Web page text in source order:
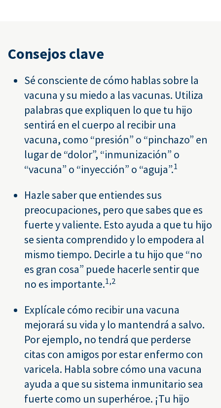
Consejos clave
Sé consciente de cómo hablas sobre la
vacuna y su miedo a las vacunas. Utiliza
palabras que expliquen lo que tu hijo
sentirá en el cuerpo al recibir una
vacuna, como “presión” o “pinchazo” en
lugar de “dolor”, “inmunización” o
“vacuna” o “inyección” o “aguja”.1
Hazle saber que entiendes sus
preocupaciones, pero que sabes que es
fuerte y valiente. Esto ayuda a que tu hijo
se sienta comprendido y lo empodera al
mismo tiempo. Decirle a tu hijo que “no
es gran cosa” puede hacerle sentir que
no es importante.1,2
Explícale cómo recibir una vacuna
mejorará su vida y lo mantendrá a salvo.
Por ejemplo, no tendrá que perderse
citas con amigos por estar enfermo con
varicela. Habla sobre cómo una vacuna
ayuda a que su sistema inmunitario sea
fuerte como un superhéroe. ¡Tu hijo